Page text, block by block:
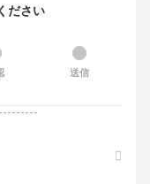
ださい
送信